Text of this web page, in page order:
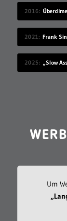
2016
2021
2025 „Slow
Um